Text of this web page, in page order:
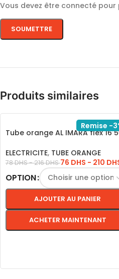
Vous devez être connecté
Produits similaires
Remise -
Tube orange AL IMARA flex 16
ELECTRICITE, TUBE ORANGE
78DHS-216DHS 76 DHS - 210
OPTION
AJOUTER AU PANIER
ACHETER MAINTENANT